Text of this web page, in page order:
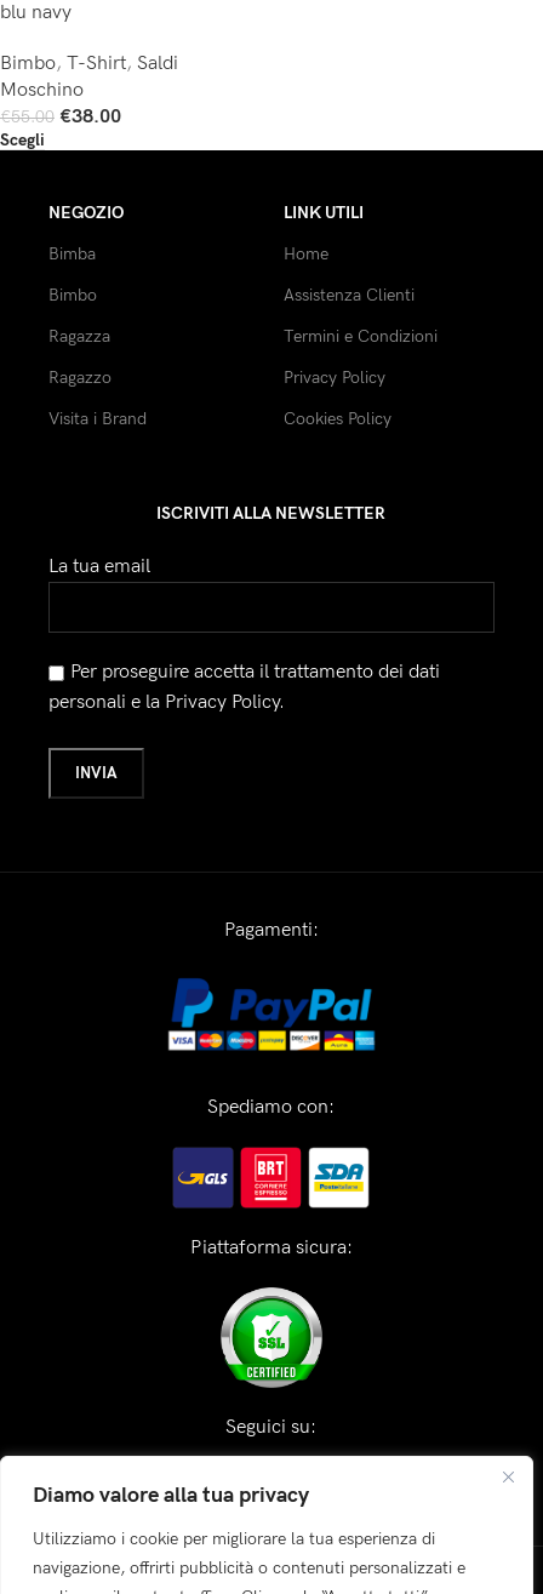
Diamo valore alla tua privacy
Utilizziamo i cookie per migliorare la tua esperienza di
navigazione, offrirti pubblicità o contenuti personalizzati e
blu navy
Bimbo, T-Shirt, Saldi
Moschino
€55.00 €38.00
Scegli
NEGOZIO
Bimba
Bimbo
Ragazza
Ragazzo
Visita i Brand
LINK UTILI
Home
Assistenza Clienti
Termini e Condizioni
Privacy Policy
Cookies Policy
ISCRIVITI ALLA NEWSLETTER
La tua email
Per proseguire accetta il trattamento dei dati
personali e la Privacy Policy.
Pagamenti:
Spediamo con:
Piattaforma sicura:
Seguici su: